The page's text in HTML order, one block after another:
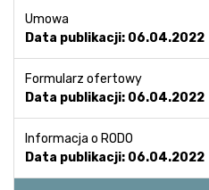
Umowa
Data publikacji: 06.04.2022
Formularz ofertowy
Data publikacji: 06.04.2022
Informacja o RODO
Data publikacji: 06.04.2022